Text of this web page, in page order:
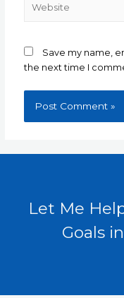
Save my name,
the next time I
Let Me
Goals